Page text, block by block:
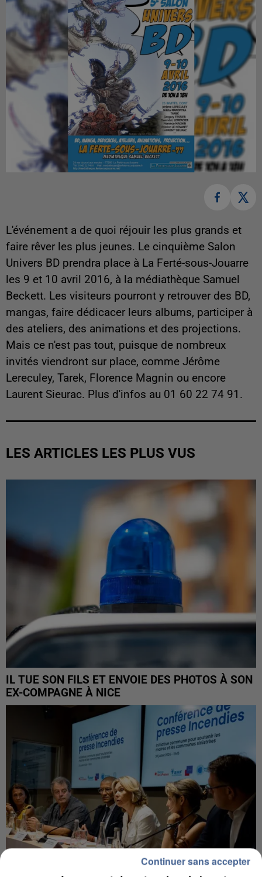
L'événement a de quoi réjouir les plus grands et
faire rêver les plus jeunes. Le cinquième Salon
Univers BD prendra place à La Ferté-sous-Jouarre
les 9 et 10 avril 2016, à la médiathèque Samuel
Beckett. Les visiteurs pourront y retrouver des BD,
mangas, faire dédicacer leurs albums, participer à
des ateliers, des animations et des projections.
Mais ce n'est pas tout, puisque de nombreux
invités viendront sur place, comme Jérôme
Lereculey, Tarek, Florence Magnin ou encore
Laurent Sieurac. Plus d'infos au 01 60 22 74 91.
LES ARTICLES LES PLUS VUS
IL TUE SON FILS ET ENVOIE DES PHOTOS À SON
EX-COMPAGNE À NICE
Continuer sans accepter